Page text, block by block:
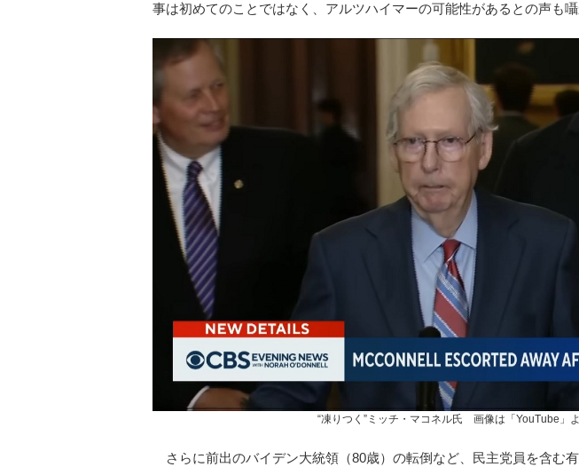
事は初めてのことではなく、アルツハイマーの可能性があるとの声も囁
“凍りつく”ミッチ・マコネル氏 画像は「YouTube」
さらに前出のバイデン大統領（80歳）の転倒など、民主党員を含む